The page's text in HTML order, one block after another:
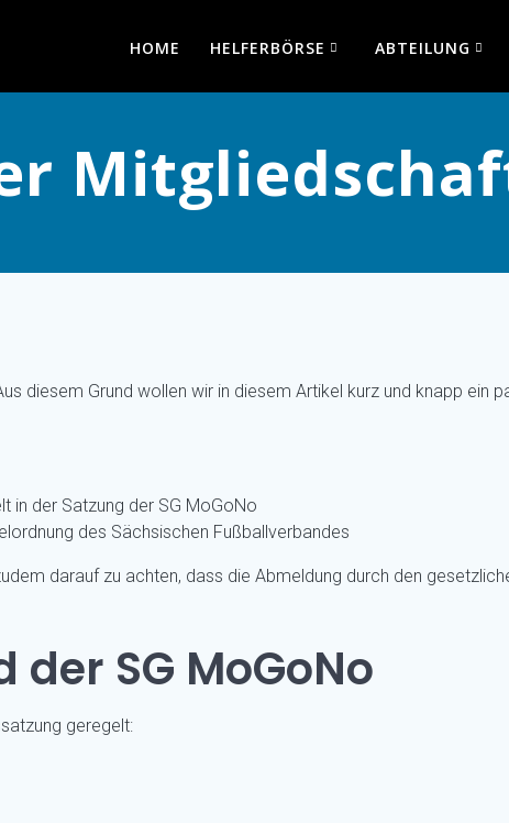
HOME HELFERBÖRSE ABTEILUNG
diesem Grund wollen wir in diesem Artikel kurz und knapp ein
in der Satzung der SG MoGoNo
des Sächsischen Fußballverbandes
darauf zu achten, dass die Abmeldung durch den
SG MoGoNo
geregelt: